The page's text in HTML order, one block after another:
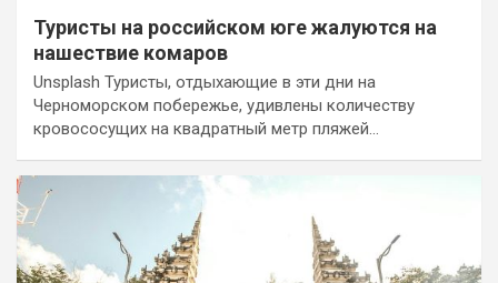
Туристы на российском юге жалуются на
нашествие комаров
Unsplash Туристы, отдыхающие в эти дни на
Черноморском побережье, удивлены количеству
кровососущих на квадратный метр пляжей…